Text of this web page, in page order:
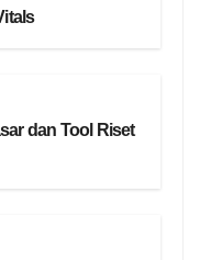
dan Tool Riset